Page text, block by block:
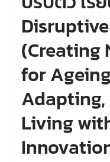
(Creating
for
Adapting,
Living